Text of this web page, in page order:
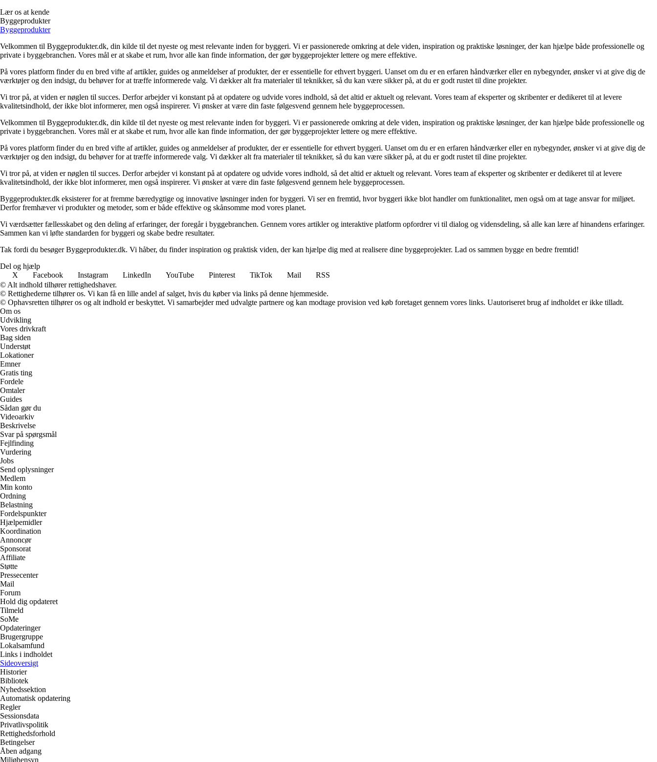
Lær os at kende
Byggeprodukter
Byggeprodukter
Velkommen til Byggeprodukter.dk, din kilde til det nyeste og mest relevante inden for byggeri. Vi er passionerede omkring at dele viden, inspiration og praktiske løsninger, der kan hjælpe både professionelle og
private i byggebranchen. Vores mål er at skabe et rum, hvor alle kan finde information, der gør byggeprojekter lettere og mere effektive.
På vores platform finder du en bred vifte af artikler, guides og anmeldelser af produkter, der er essentielle for ethvert byggeri. Uanset om du er en erfaren håndværker eller en nybegynder, ønsker vi at give dig de
værktøjer og den indsigt, du behøver for at træffe informerede valg. Vi dækker alt fra materialer til teknikker, så du kan være sikker på, at du er godt rustet til dine projekter.
Vi tror på, at viden er nøglen til succes. Derfor arbejder vi konstant på at opdatere og udvide vores indhold, så det altid er aktuelt og relevant. Vores team af eksperter og skribenter er dedikeret til at levere
kvalitetsindhold, der ikke blot informerer, men også inspirerer. Vi ønsker at være din faste følgesvend gennem hele byggeprocessen.
Velkommen til Byggeprodukter.dk, din kilde til det nyeste og mest relevante inden for byggeri. Vi er passionerede omkring at dele viden, inspiration og praktiske løsninger, der kan hjælpe både professionelle og
private i byggebranchen. Vores mål er at skabe et rum, hvor alle kan finde information, der gør byggeprojekter lettere og mere effektive.
På vores platform finder du en bred vifte af artikler, guides og anmeldelser af produkter, der er essentielle for ethvert byggeri. Uanset om du er en erfaren håndværker eller en nybegynder, ønsker vi at give dig de
værktøjer og den indsigt, du behøver for at træffe informerede valg. Vi dækker alt fra materialer til teknikker, så du kan være sikker på, at du er godt rustet til dine projekter.
Vi tror på, at viden er nøglen til succes. Derfor arbejder vi konstant på at opdatere og udvide vores indhold, så det altid er aktuelt og relevant. Vores team af eksperter og skribenter er dedikeret til at levere
kvalitetsindhold, der ikke blot informerer, men også inspirerer. Vi ønsker at være din faste følgesvend gennem hele byggeprocessen.
Byggeprodukter.dk eksisterer for at fremme bæredygtige og innovative løsninger inden for byggeri. Vi ser en fremtid, hvor byggeri ikke blot handler om funktionalitet, men også om at tage ansvar for miljøet.
Derfor fremhæver vi produkter og metoder, som er både effektive og skånsomme mod vores planet.
Vi værdsætter fællesskabet og den deling af erfaringer, der foregår i byggebranchen. Gennem vores artikler og interaktive platform opfordrer vi til dialog og vidensdeling, så alle kan lære af hinandens erfaringer.
Sammen kan vi løfte standarden for byggeri og skabe bedre resultater.
Tak fordi du besøger Byggeprodukter.dk. Vi håber, du finder inspiration og praktisk viden, der kan hjælpe dig med at realisere dine byggeprojekter. Lad os sammen bygge en bedre fremtid!
Del og hjælp
X
Facebook Instagram LinkedIn YouTube Pinterest TikTok Mail
RSS
© Alt indhold tilhører rettighedshaver.
© Rettighederne tilhører os. Vi kan få en lille andel af salget, hvis du køber via links på denne hjemmeside.
© Ophavsretten tilhører os og alt indhold er beskyttet. Vi samarbejder med udvalgte partnere og kan modtage provision ved køb foretaget gennem vores links. Uautoriseret brug af indholdet er ikke tilladt.
Om os
Udvikling
Vores drivkraft
Bag siden
Understøt
Lokationer
Emner
Gratis ting
Fordele
Omtaler
Guides
Sådan gør du
Videoarkiv
Beskrivelse
Svar på spørgsmål
Fejlfinding
Vurdering
Jobs
Send oplysninger
Medlem
Min konto
Ordning
Belastning
Fordelspunkter
Hjælpemidler
Koordination
Annoncør
Sponsorat
Affiliate
Støtte
Pressecenter
Mail
Forum
Hold dig opdateret
Tilmeld
SoMe
Opdateringer
Brugergruppe
Lokalsamfund
Links i indholdet
Sideoversigt
Historier
Bibliotek
Nyhedssektion
Automatisk opdatering
Regler
Sessionsdata
Privatlivspolitik
Rettighedsforhold
Betingelser
Åben adgang
Miljøhensyn